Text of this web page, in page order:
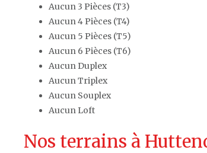
Aucun 3 Pièces (T3)
Aucun 4 Pièces (T4)
Aucun 5 Pièces (T5)
Aucun 6 Pièces (T6)
Aucun Duplex
Aucun Triplex
Aucun Souplex
Aucun Loft
Nos terrains à